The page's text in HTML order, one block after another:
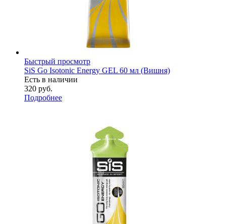
Быстрый просмотр
SiS Go Isotonic Energy GEL 60 мл (Вишня)
Есть в наличии
320 руб.
Подробнее